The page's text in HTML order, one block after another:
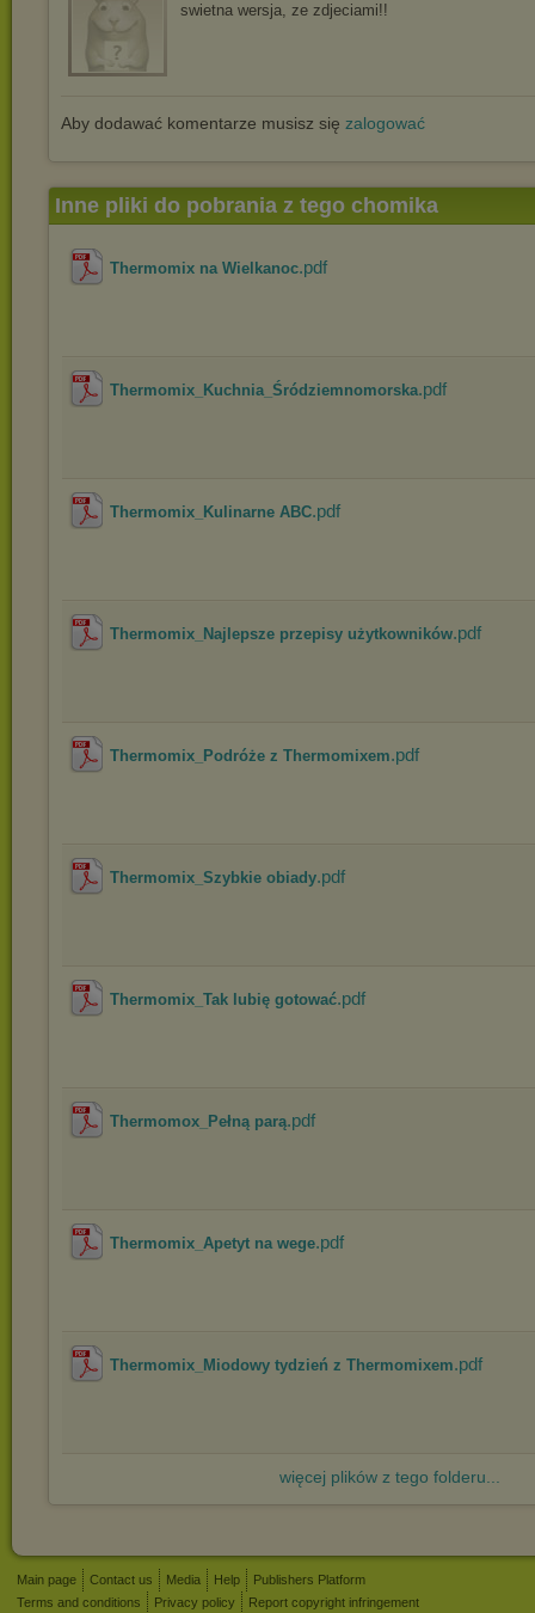
swietna wersja, ze zdjeciami!!
Aby dodawać komentarze musisz się zalogować
Inne pliki do pobrania z tego chomika
Thermomix na Wielkanoc.pdf
Thermomix_Kuchnia_Śródziemnomorska.pdf
Thermomix_Kulinarne ABC.pdf
Thermomix_Najlepsze przepisy użytkowników.pdf
Thermomix_Podróże z Thermomixem.pdf
Thermomix_Szybkie obiady.pdf
Thermomix_Tak lubię gotować.pdf
Thermomox_Pełną parą.pdf
Thermomix_Apetyt na wege.pdf
Thermomix_Miodowy tydzień z Thermomixem.pdf
więcej plików z tego folderu...
Main page Contact us Media Help
Publishers Platform
Terms and conditions
Privacy policy Report copyright infringement